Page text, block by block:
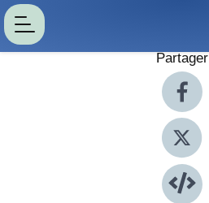
Partager